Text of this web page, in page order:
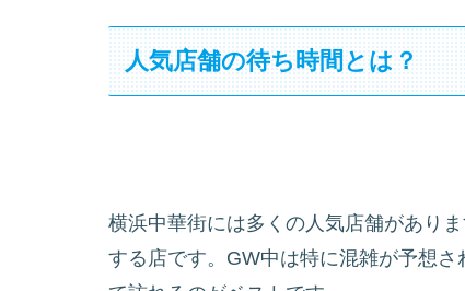
人気店舗の待ち時間とは？
横浜中華街には多くの人気店舗があり
する店です。GW中は特に混雑が予想